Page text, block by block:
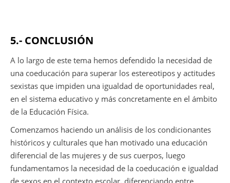
5.- CONCLUSIÓN
A lo largo de este tema hemos defendido la necesidad de
una coeducación para superar los estereotipos y actitudes
sexistas que impiden una igualdad de oportunidades real,
en el sistema educativo y más concretamente en el ámbito
de la Educación Física.
Comenzamos haciendo un análisis de los condicionantes
históricos y culturales que han motivado una educación
diferencial de las mujeres y de sus cuerpos, luego
fundamentamos la necesidad de la coeducación e igualdad
de sexos en el contexto escolar, diferenciando entre